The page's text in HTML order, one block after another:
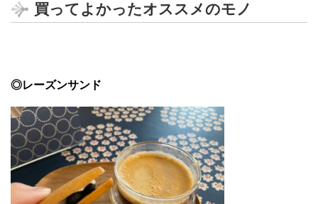
買ってよかったオススメのモノ
◎レーズンサンド